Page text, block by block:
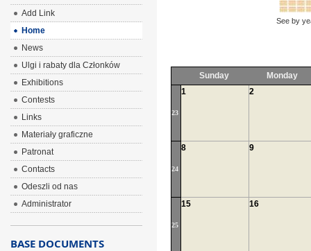
See by
Sunday Monday
23
1 2
24
8 9
25
15 16
Add Link
Home
News
Ulgi i rabaty dla Członków
Exhibitions
Contests
Links
Materiały graficzne
Patronat
Contacts
Odeszli od nas
Administrator
BASE DOCUMENTS